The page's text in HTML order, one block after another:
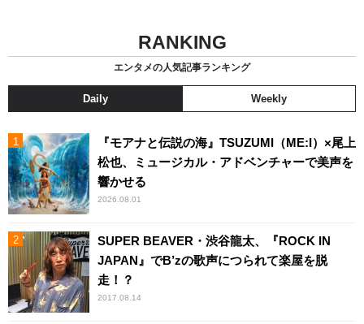
RANKING
エンタメの人気記事ランキング
Daily Weekly
『モアナと伝説の海』TSUZUMI（ME:I）×尾上
松也、ミュージカル・アドベンチャーで美声を
響かせる
2026.08.01
SUPER BEAVER・渋谷龍太、『ROCK IN
JAPAN』でB’zの歌声につられて楽屋を脱
走！？
2017.08.14